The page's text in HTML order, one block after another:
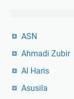
ASN
Ahmadi Zubir
Al Haris
Asusila